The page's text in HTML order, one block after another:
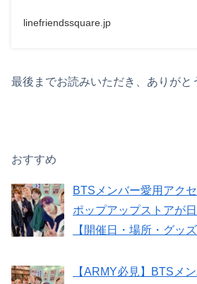
linefriendssquare.jp
最後までお読みいただき、ありがと
おすすめ
BTSメンバー愛用アク
ポップアップストアが
【開催日・場所・グッ
【ARMY必見】BTSメ